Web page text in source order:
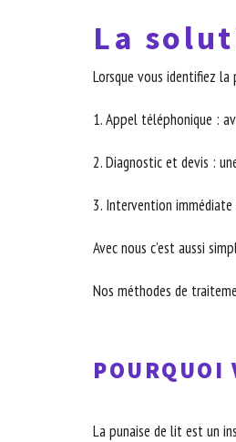
La
Lorsque vous identifiez
1. Appel téléphonique :
2. Diagnostic et devis :
3. Intervention
Avec nous c’est aussi
Nos méthodes de
POURQUOI
La punaise de lit est un